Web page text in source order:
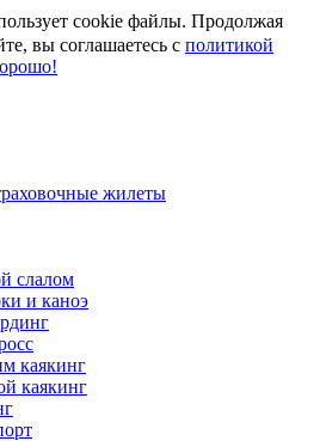
cookie файлы. Продолжая
вы соглашаетесь с политикой
жилеты
слалом
и каноэ
каякинг
каякинг